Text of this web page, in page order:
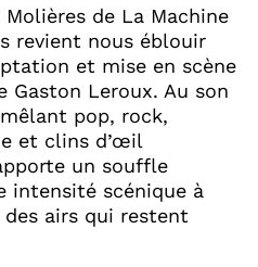
de La Machine
revient nous éblouir
et mise en scène
Leroux. Au son
pop, rock,
et clins d’œil
un souffle
intensité scénique à
airs qui restent